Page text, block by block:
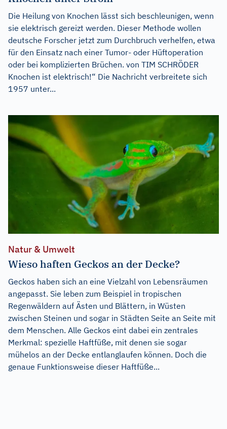
Die Heilung von Knochen lässt sich beschleunigen, wenn
sie elektrisch gereizt werden. Dieser Methode wollen
deutsche Forscher jetzt zum Durchbruch verhelfen, etwa
für den Einsatz nach einer Tumor- oder Hüftoperation
oder bei komplizierten Brüchen. von TIM SCHRÖDER
Knochen ist elektrisch!“ Die Nachricht verbreitete sich
1957 unter...
Natur & Umwelt
Wieso haften Geckos an der Decke?
Geckos haben sich an eine Vielzahl von Lebensräumen
angepasst. Sie leben zum Beispiel in tropischen
Regenwäldern auf Ästen und Blättern, in Wüsten
zwischen Steinen und sogar in Städten Seite an Seite mit
dem Menschen. Alle Geckos eint dabei ein zentrales
Merkmal: spezielle Haftfüße, mit denen sie sogar
mühelos an der Decke entlanglaufen können. Doch die
genaue Funktionsweise dieser Haftfüße...